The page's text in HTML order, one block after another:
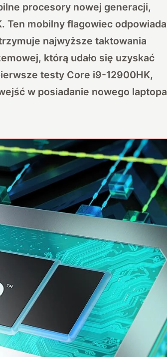
procesory nowej generacji,
Ten mobilny flagowiec odpowiada
najwyższe taktowania
którą udało się uzyskać
testy Core i9-12900HK,
w posiadanie nowego laptopa